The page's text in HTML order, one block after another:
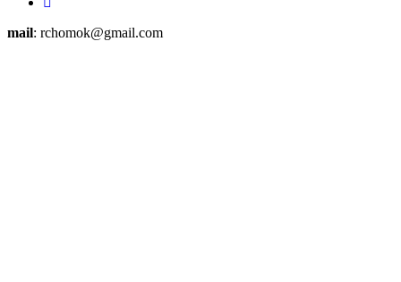
mail: rchomok@gmail.com